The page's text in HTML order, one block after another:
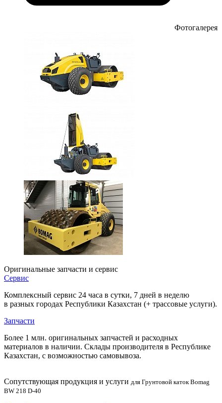
Фотогалерея
Оригинальные запчасти и сервис
Сервис
Комплексный сервис 24 часа в сутки, 7 дней в неделю
в разных городах Республики Казахстан (+ трассовые услуги).
Запчасти
Более 1 млн. оригинальных запчастей и расходных
материалов в наличии. Склады производителя в Республике
Казахстан, с возможностью самовывоза.
Сопутствующая продукция и услуги для Грунтовой каток Bomag
BW 218 D-40